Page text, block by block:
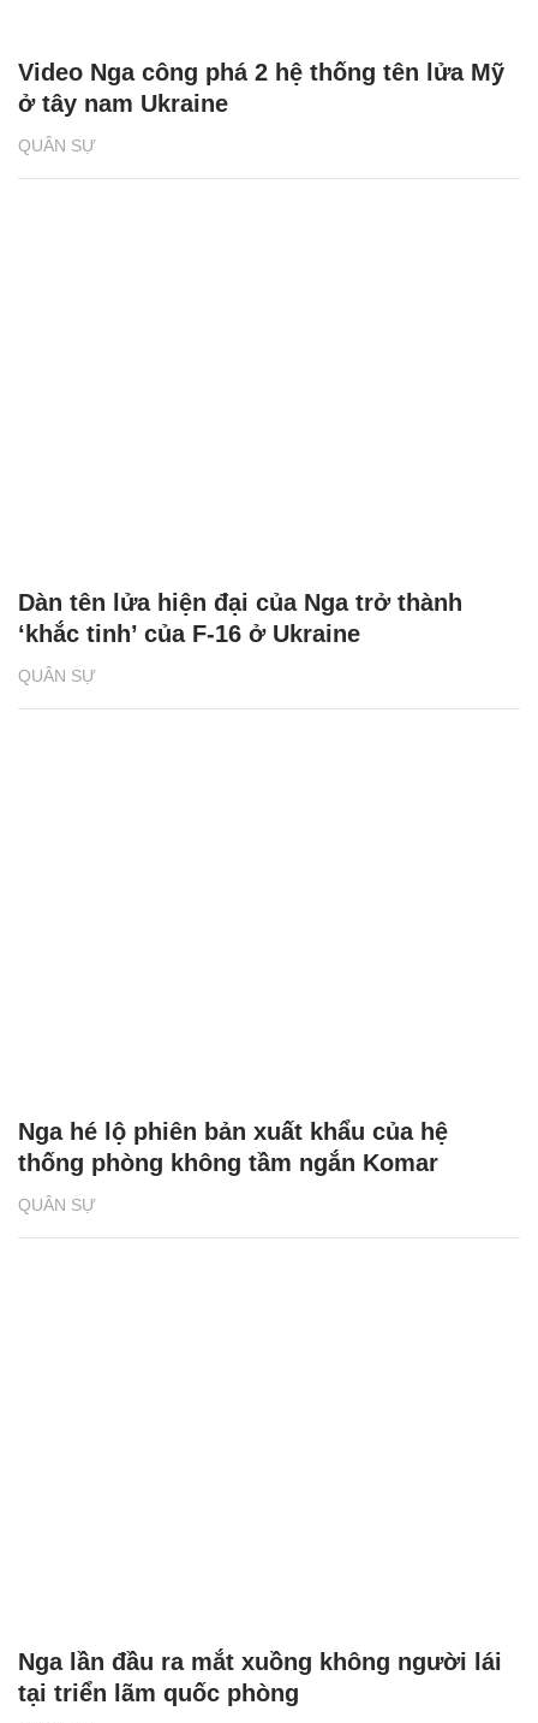
QUÂN SỰ
Video Nga công phá 2 hệ thống tên lửa Mỹ
ở tây nam Ukraine
QUÂN SỰ
Dàn tên lửa hiện đại của Nga trở thành
‘khắc tinh’ của F-16 ở Ukraine
QUÂN SỰ
Nga hé lộ phiên bản xuất khẩu của hệ
thống phòng không tầm ngắn Komar
Nga lần đầu ra mắt xuồng không người lái
tại triển lãm quốc phòng